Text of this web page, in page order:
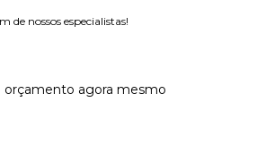
de nossos especialistas!
orçamento agora mesmo